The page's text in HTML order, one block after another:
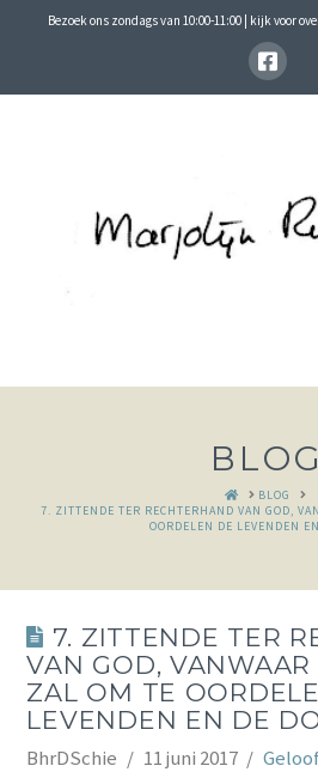
Bezoek ons zondags van 10:00-11:00 | kijk voor
BLOG
HOMEBLOG
7. ZITTENDE TER RECHTERHAND VAN GOD,
OORDELEN DE LEVENDEN
7. ZITTENDE TER
VAN GOD,
ZAL OM TE
LEVENDEN EN DE
BhrDSchie 11 juni 2017